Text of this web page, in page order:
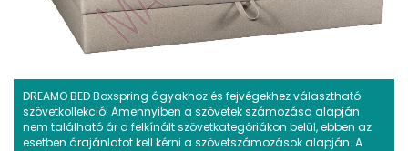
DREAMO BED Boxspring ágyakhoz és fejvégekhez választható
szövetkollekció! Amennyiben a szövetek számozása alapján
nem található ár a felkínált szövetkategóriákon belül, ebben az
esetben árajánlatot kell kérni a szövetszámozások alapján. A